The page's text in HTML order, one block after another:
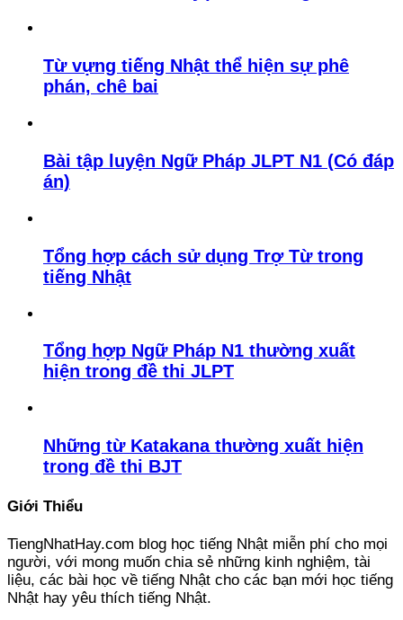
Từ vựng tiếng Nhật thể hiện sự phê
phán, chê bai
Bài tập luyện Ngữ Pháp JLPT N1 (Có đáp
án)
Tổng hợp cách sử dụng Trợ Từ trong
tiếng Nhật
Tổng hợp Ngữ Pháp N1 thường xuất
hiện trong đề thi JLPT
Những từ Katakana thường xuất hiện
trong đề thi BJT
Giới Thiểu
TiengNhatHay.com blog học tiếng Nhật miễn phí cho mọi
người, với mong muốn chia sẻ những kinh nghiệm, tài
liệu, các bài học về tiếng Nhật cho các bạn mới học tiếng
Nhật hay yêu thích tiếng Nhật.